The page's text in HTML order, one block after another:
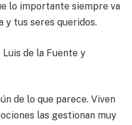
lo importante siempre va
y tus seres queridos.
Luis de la Fuente y
de lo que parece. Viven
las gestionan muy